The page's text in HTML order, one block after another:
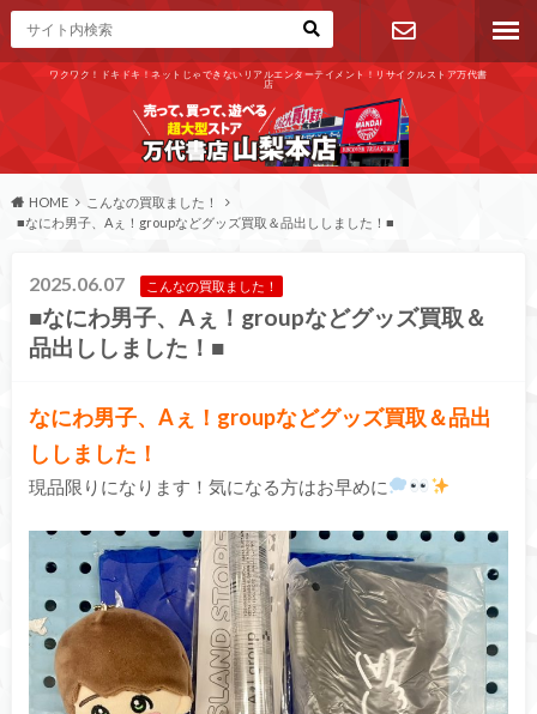
ワクワク！ドキドキ！ネットじゃできないリアルエンターテイメント！リサイクルストア万代書
店
お問い合わ
せ
HOME
こんなの買取ました！
■なにわ男子、Aぇ！groupなどグッズ買取＆品出ししました！■
2025.06.07 こんなの買取ました！
■なにわ男子、Aぇ！groupなどグッズ買取＆
品出ししました！■
なにわ男子、Aぇ！groupなどグッズ買取＆品出
ししました！
現品限りになります！気になる方はお早めに